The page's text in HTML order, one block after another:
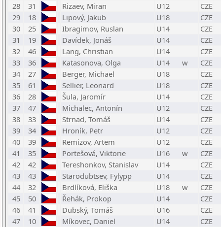
28
31 Rizaev, Miran U12
CZE
29
18 Lipový, Jakub U18
CZE
30
25 Ibragimov, Ruslan U14
CZE
31
19 Davídek, Jonáš U14
CZE
32
46 Lang, Christian U14
CZE
33
36 Katasonova, Olga U14 w
CZE
34
27 Berger, Michael U18
CZE
35
61 Sellier, Leonard U18
CZE
36
28 Šula, Jaromír U14
CZE
37
47 Michalec, Antonín U12
CZE
38
33 Strnad, Tomáš U14
CZE
39
34 Hroník, Petr U12
CZE
40
39 Remizov, Artem U12
CZE
41
35 Portešová, Viktorie U16 w
CZE
42
42 Tereshonkov, Stanislav U14
CZE
43
43 Starodubtsev, Fylypp U14
CZE
44
32 Brdlíková, Eliška U18 w
CZE
45
50 Řehák, Prokop U14
CZE
46
41 Dubský, Tomáš U16
CZE
47
10 Míkovec, Daniel U14
CZE